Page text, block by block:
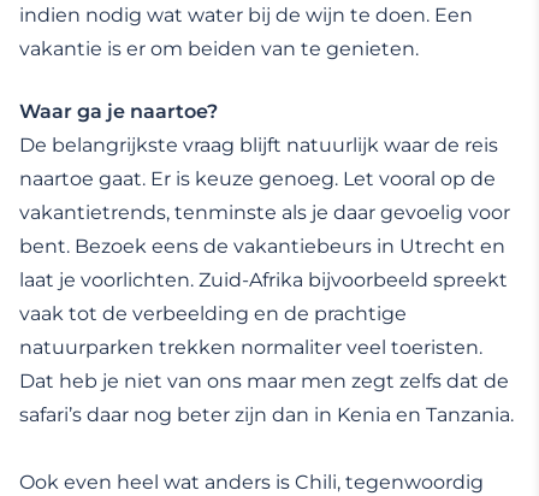
indien nodig wat water bij de wijn te doen. Een
vakantie is er om beiden van te genieten.
Waar ga je naartoe?
De belangrijkste vraag blijft natuurlijk waar de reis
naartoe gaat. Er is keuze genoeg. Let vooral op de
vakantietrends, tenminste als je daar gevoelig voor
bent. Bezoek eens de vakantiebeurs in Utrecht en
laat je voorlichten. Zuid-Afrika bijvoorbeeld spreekt
vaak tot de verbeelding en de prachtige
natuurparken trekken normaliter veel toeristen.
Dat heb je niet van ons maar men zegt zelfs dat de
safari’s daar nog beter zijn dan in Kenia en Tanzania.
Ook even heel wat anders is Chili, tegenwoordig